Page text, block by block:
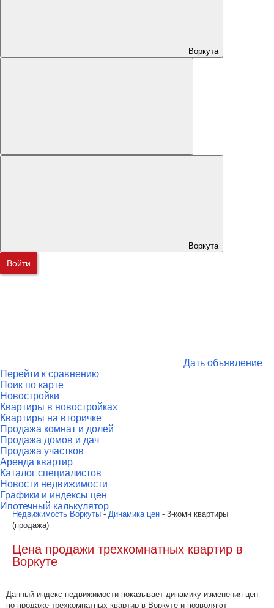
Воркута
Воркута
Войти
Дать объявление
Перейти к сравнению
Поик по карте
Новостройки
Квартиры в новостройках
Квартиры на вторичке
Продажа комнат и долей
Продажа домов и дач
Продажа участков
Аренда квартир
Каталог специалистов
Новости недвижимости
Графики и индексы цен
Ипотечный калькулятор
Недвижимость Воркуты - Динамика цен - 3-комн квартиры
(продажа)
Цена продажи трехкомнатных квартир в
Воркуте
Данный индекс недвижимости показывает динамику изменения цен
по продаже трехкомнатных квартир в Воркуте и позволяют